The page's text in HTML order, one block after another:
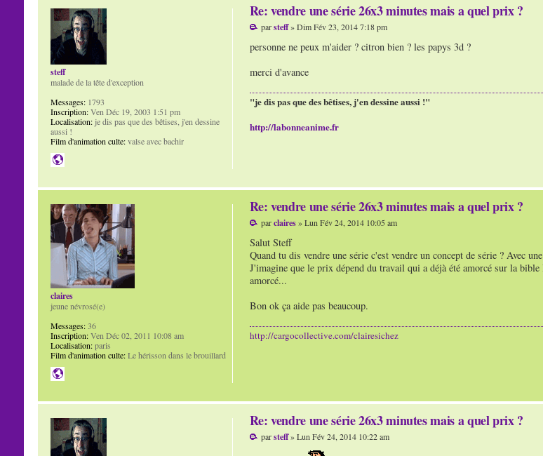
Re: vendre une série 26x3 minutes mais a quel prix ?
parsteff» Dim Fév 23, 2014 7:18 pm
personne ne peux m'aider ? citron bien ? les papys 3d ?
merci d'avance
"je dis pas que des bêtises, j'en dessine aussi !"
http://labonneanime.fr
steff
malade de la tête d'exception
Messages:1793
Inscription:Ven Déc 19, 2003 1:51 pm
Localisation:je dis pas que des bêtises, j'en dessine
aussi !
Film d'animation culte:valse avec bachir
Re: vendre une série 26x3 minutes mais a quel prix ?
parclaires» Lun Fév 24, 2014 10:05 am
Salut Steff
Quand tu dis vendre une série c'est vendre un concept de série ? Avec
J'imagine que le prix dépend du travail qui a déjà été amorcé sur la
amorcé...
Bon ok ça aide pas beaucoup.
http://cargocollective.com/clairesichez
claires
jeune névrosé(e)
Messages:36
Inscription:Ven Déc 02, 2011 10:08 am
Localisation:paris
Film d'animation culte:Le hérisson dans le brouillard
Re: vendre une série 26x3 minutes mais a quel prix ?
parsteff» Lun Fév 24, 2014 10:22 am